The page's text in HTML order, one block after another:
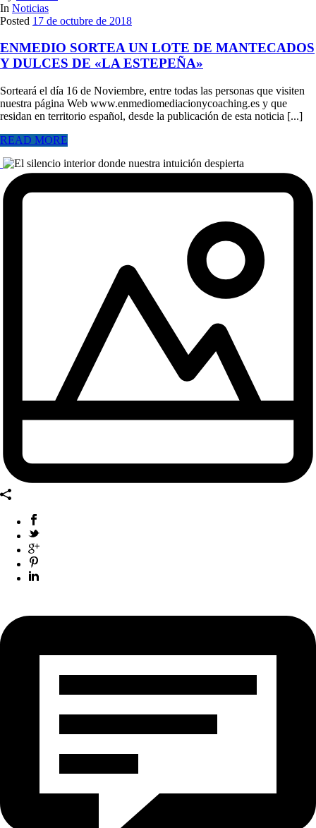
In Noticias
Posted 17 de octubre de 2018
ENMEDIO SORTEA UN LOTE DE MANTECADOS
Y DULCES DE «LA ESTEPEÑA»
Sorteará el día 16 de Noviembre, entre todas las personas que visiten
nuestra página Web www.enmediomediacionycoaching.es y que
residan en territorio español, desde la publicación de esta noticia [...]
READ MORE